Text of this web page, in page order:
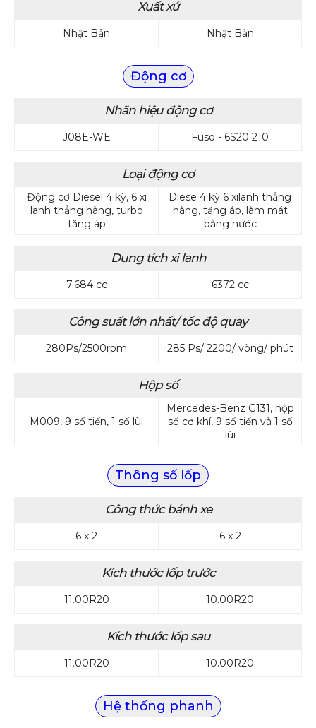
Xuất xứ
Nhật Bản Nhật Bản
Động cơ
Nhãn hiệu động cơ
J08E-WE Fuso - 6S20 210
Loại động cơ
Động cơ Diesel 4 kỳ, 6 xi
lanh thẳng hàng, turbo
tăng áp
Diese 4 kỳ 6 xilanh thẳng
hàng, tăng áp, làm mát
bằng nước
Dung tích xi lanh
7.684 cc 6372 cc
Công suất lớn nhất/ tốc độ quay
280Ps/2500rpm 285 Ps/ 2200/ vòng/ phút
Hộp số
M009, 9 số tiến, 1 số lùi
Mercedes-Benz G131, hộp
số cơ khí, 9 số tiến và 1 số
lùi
Thông số lốp
Công thức bánh xe
6 x 2 6 x 2
Kích thước lốp trước
11.00R20 10.00R20
Kích thước lốp sau
11.00R20 10.00R20
Hệ thống phanh